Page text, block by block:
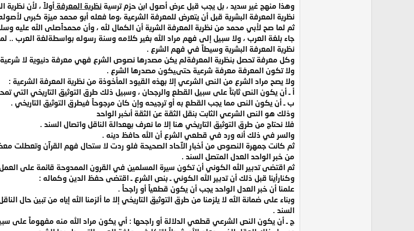
وهذا منهج غير سديد ، بل يجب قبل عرض أصول ابن حزم ترسية نظرية المعرفة أولاً ، لأن
نظرية المعرفة البشرية قبل أن يتعرض للمعرفة الشرعية ،وما فعله أبو محمد ميزة كبرى
ثم لما صح لأبي محمد من نظرية المعرفة الشرية أن الكمال لله ، وأن محمداًصلى الله عليه
جاء بلغة العرب ، ولا سبيل إلى فهم مراد الله بغير كلامه وسنة رسوله بواسطةلغة
نظرية المعرفة البشرية وسيطاً في فهم الشرع .
وكل معرفة تحصل بنظرية المعرفةلم يكن مصدرها نصوص الشرع فهي معرفة دنيوية لا شرعية
ولا تكون المعرفة معرفة شرعية حتىيكون مصدرها الشرع .
ولا يصح مراد الشرع من النص الشرعي إلا بهذه القيود المأخوذة من نظرية المعرفة الشرعية :
أ ـ أن يكون النص ثابتاً على سبيل القطع والرجحان ، وسبيل ذلك طرق التوثيق التاريخي التي
ب ـ أن يكون النص مما يجب القطع به أو ترجيحه وإن كان مرجوحاً فيطرق التوثيق التاريخي .
وذلك هو النص الشرعي الثابت بنقل الثقة عن الثقة أىخبر الواحد
فلا نحتاج من طرق التوثيق التاريخي هنا إلا ما نعرف بهعدالة الناقل واتصال السند .
والسر في ذلك أنه ورد في قطعي الشرع أن الله حافظ دينه .
ثم كانت جمهرة النصوص من أخبار الآحاد الصحيحة فلو ردت لا ستحال فهم القرآن وتعطلت
من خبر الواحد العدل المتصل السند .
ثم اقتضى تدبير الله الكوني أن تكون سيرة المسلمين في القرون الممدوحة قائمة على العمل
وكنارأينا قبل ذلك أن تدبير الله الكوني ـ بنص الشرع ـ اقتضى حفظ الدين وكماله :
علمنا أن خبر العدل الواحد يجب أن يكون قطعياً أو راجحاً .
وبناء على ضمانة الله لا يلزمنا من طرق التوثيق التاريخي إلا ما ألزمنا الله إياه من تبين حال
السند .
ج ـ أن يكون النص الشرعي قطعي الدلالة أو راجحها : أي يكون مراد الله منه مفهوماً على